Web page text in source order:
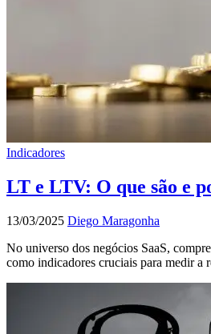
Indicadores
LT e LTV: O que são e
13/03/2025 Diego Maragonha
No universo dos negócios SaaS,
como indicadores cruciais para medir